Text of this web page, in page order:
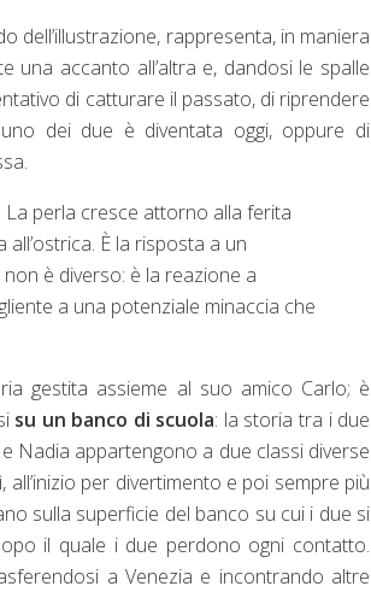
dell’illustrazione, rappresenta, in maniera
una accanto all’altra e, dandosi le spalle
di catturare il passato, di riprendere
dei due è diventata oggi, oppure di
perla cresce attorno alla ferita
È la risposta a un
è diverso: è la reazione a
a una potenziale minaccia che
gestita assieme al suo amico Carlo; è
su un banco di scuola: la storia tra i due
Nadia appartengono a due classi diverse
per divertimento e poi sempre più
sulla superficie del banco su cui i due si
il quale i due perdono ogni contatto.
a Venezia e incontrando altre